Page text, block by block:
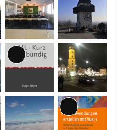
Lange
Beschreibung
Lange
Beschreibung